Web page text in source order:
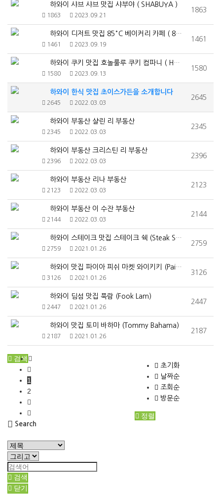
하와이 샤브 샤브 맛집 샤부야 ( SHABUYA )
1863 2023.09.21
1863
하와이 디저트 맛집 85°C 베이커리 카페 ( 85°C…
1461 2023.09.19
1461
하와이 쿠키 맛집 호놀룰루 쿠키 컴파니 ( Honolu…
1580 2023.09.13
1580
하와이 한식 맛집 초이스가든을 소개합니다
2645 2022.03.03
2645
하와이 부동산 샬린 리 부동산
2345 2022.03.03
2345
하와이 부동산 크리스틴 리 부동산
2396 2022.03.03
2396
하와이 부동산 리나 부동산
2123 2022.03.03
2123
하와이 부동산 이 수잔 부동산
2144 2022.03.03
2144
하와이 스테이크 맛집 스테이크 쉑 (Steak Shac…
2759 2021.01.26
2759
하와이 맛집 파이아 피쉬 마켓 와이키키 (Paia Fi…
3126 2021.01.26
3126
하와이 딤섬 맛집 푹람 (Fook Lam)
2447 2021.01.26
2447
하와이 맛집 토미 바하마 (Tommy Bahama)
2187 2021.01.26
2187
초기화
날짜순
조회순
방문순
정렬
검색
1
2
Search
검색
닫기